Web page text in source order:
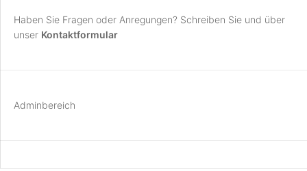
Haben Sie Fragen oder Anregungen? Schreiben Sie und über
unser Kontaktformular
Adminbereich